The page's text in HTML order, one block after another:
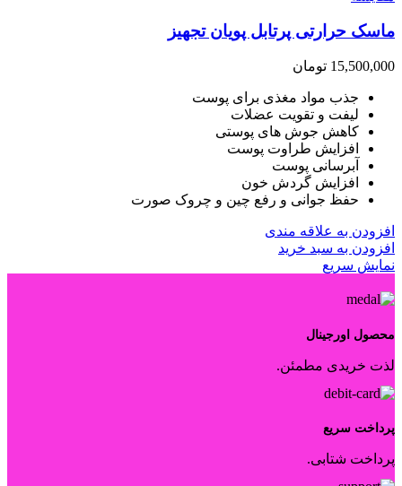
ماسک حرارتی پرتابل پویان تجهیز
15,500,000 تومان
جذب مواد مغذی برای پوست
لیفت و تقویت عضلات
کاهش جوش های پوستی
افزایش طراوت پوست
آبرسانی پوست
افزایش گردش خون
حفظ جوانی و رفع چین و چروک صورت
افزودن به علاقه مندی
افزودن به سبد خرید
نمایش سریع
محصول اورجینال
لذت خریدی مطمئن.
پرداخت سریع
پرداخت شتابی.